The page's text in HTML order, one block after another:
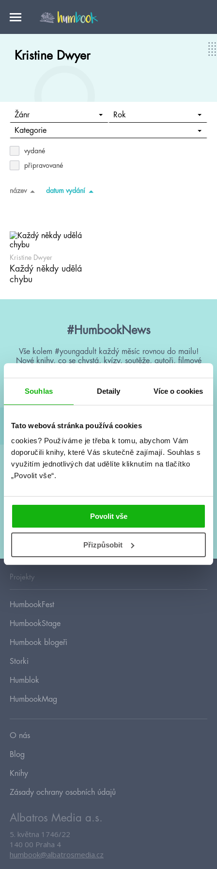
Souhlas Detaily Více o cookies
Tato webová stránka používá cookies
cookies? Používáme je třeba k tomu, abychom Vám
doporučili knihy, které Vás skutečně zajímají. Souhlas s
využitím jednotlivých dat udělíte kliknutím na tlačítko
„Povolit vše“.
Povolit vše
Přizpůsobit
Kristine Dwyer
Žánr Rok
Kategorie
vydané
připravované
název datum vydání
Kristine Dwyer
Každý někdy udělá
chybu
#HumbookNews
Vše kolem #youngadult každý měsíc rovnou do mailu!
Nové knihy, co se chystá, kvízy, soutěže, autoři, filmové
Souhlasím spodmínkami zpracování osobních údajů
Tvá e-mailová adresa je u nás v bezpečí. Přečti sinaše podmínky
zpracování osobních údajů. S tvými osobními údaji nakládáme v
jak zpracováváme tvé údaje, najdešzde.
Projekty
HumbookFest
HumbookStage
Humbook blogeři
Storki
Humblok
HumbookMag
O nás
Blog
Knihy
Zásady ochrany osobních údajů
Albatros Media a.s.
5. května 1746/22
140 00 Praha 4
humbook@albatrosmedia.cz